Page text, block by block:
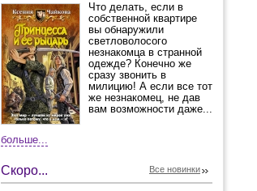
Что делать, если в
собственной квартире
вы обнаружили
светловолосого
незнакомца в странной
одежде? Конечно же
сразу звонить в
милицию! А если все тот
же незнакомец, не дав
вам возможности даже...
больше...
Скоро... Все новинки